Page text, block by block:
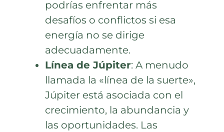
podrías enfrentar más
desafíos o conflictos si esa
energía no se dirige
adecuadamente.
Línea de Júpiter: A menudo
llamada la «línea de la suerte»,
Júpiter está asociada con el
crecimiento, la abundancia y
las oportunidades. Las